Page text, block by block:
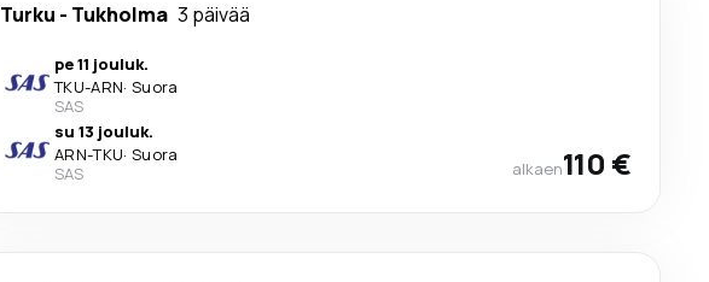
Turku - Tukholma 3 päivää
pe 11 jouluk.
TKU-ARN· Suora
SAS
su 13 jouluk.
ARN-TKU· Suora
SAS
alkaen110 €